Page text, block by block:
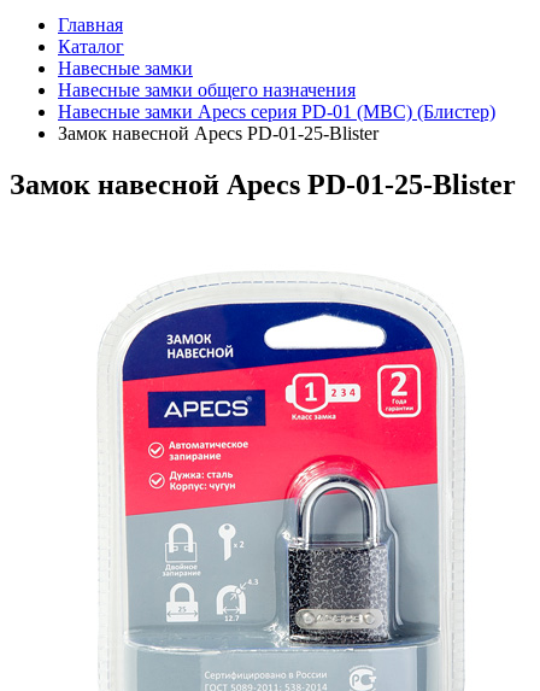
Главная
Каталог
Навесные замки
Навесные замки общего назначения
Навесные замки Apecs серия PD-01 (МВС) (Блистер)
Замок навесной Apecs PD-01-25-Blister
Замок навесной Apecs PD-01-25-Blister